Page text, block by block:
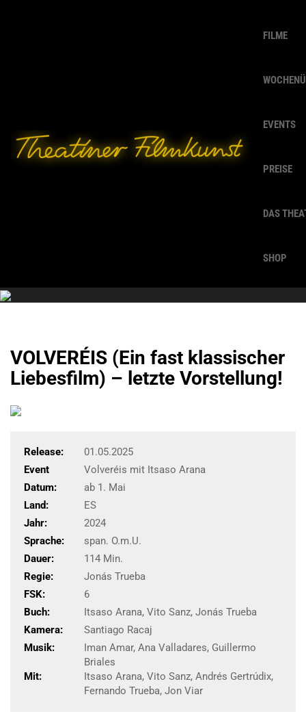
FILME
EVENTS
PREISE
DAS
SHOP
VOLVERÉIS (Ein fast klassischer
Liebesfilm) – letzte Vorstellung!
Release:
01.05.2025
Event
Volveréis mit Itsaso Arana
Datum:
ab 1. Mai
Land:
ES
Jahr:
2024
Sprache:
span. O.m.U.
Dauer:
114 Min.
Regie:
Jonás Trueba
FSK:
6
Buch:
Itsaso Arana, Vito Sanz, Jonás Trueba
Kamera:
Santiago Racaj
Musik:
Iman Amar, Ana Valladares, Guillermo
Briales
Mit:
Itsaso Arana, Vito Sanz, Andrés Gertrúdix,
Fernando Trueba, Jon Viar